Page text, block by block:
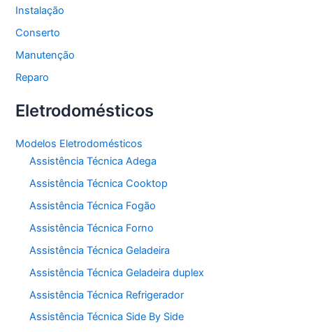
Instalação
Conserto
Manutenção
Reparo
Eletrodomésticos
Modelos Eletrodomésticos
Assistência Técnica Adega
Assistência Técnica Cooktop
Assistência Técnica Fogão
Assistência Técnica Forno
Assistência Técnica Geladeira
Assistência Técnica Geladeira duplex
Assistência Técnica Refrigerador
Assistência Técnica Side By Side